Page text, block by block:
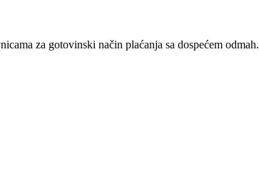
za gotovinski način plaćanja sa dospećem odmah.